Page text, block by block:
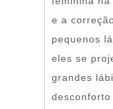
e a
pequenos
eles se
grandes